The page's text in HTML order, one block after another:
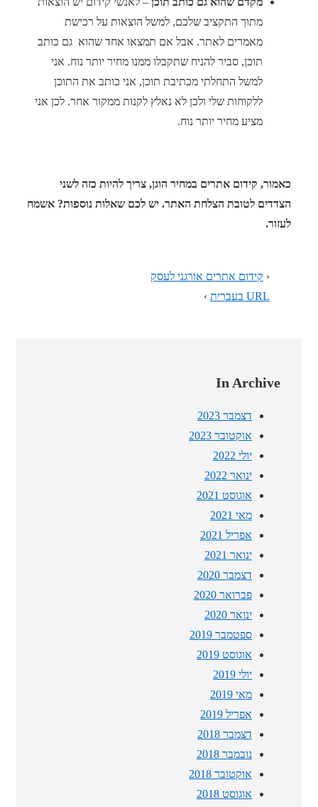
מתוך התקציב שלכם, למשל הוצאות על רכישת
מאמרים לאתר. אבל אם תמצאו אחד שהוא גם כותב
תוכן, סביר להניח שתקבלו ממנו מחיר יותר נוח. אני
למשל התחלתי מכתיבת תוכן, אני כותב את התוכן
ללקוחות שלי ולכן לא נאלץ לקנות ממקור אחר. לכן אני
מציע מחיר יותר נוח.
כאמור, קידום אתרים במחיר הוגן, צריך להיות כזה לשני
הצדדים לטובת הצלחת האתר. יש לכם שאלות נוספות? אשמח
לעזור.
‹קידום אתרים אורגני לעסק
URL בעברית
›
In Archive
דצמבר 2023
אוקטובר 2023
יולי 2022
ינואר 2022
אוגוסט 2021
מאי 2021
אפריל 2021
ינואר 2021
דצמבר 2020
פברואר 2020
ינואר 2020
ספטמבר 2019
אוגוסט 2019
יולי 2019
מאי 2019
אפריל 2019
דצמבר 2018
נובמבר 2018
אוקטובר 2018
אוגוסט 2018